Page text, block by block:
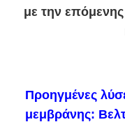
με την
Προηγμένες
μεμβράνης: